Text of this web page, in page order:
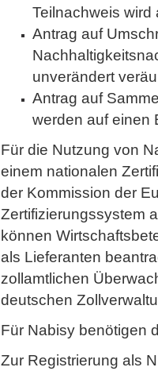
Teilnachweis wird
Antrag auf
unverändert
Antrag auf
werden auf einen
Für die Nutzung von
einem nationalen
der Kommission der
Zertifizierungssystem
können
als Lieferanten
zollamtlichen
deutschen
Für Nabisy benötigen
Zur Registrierung als